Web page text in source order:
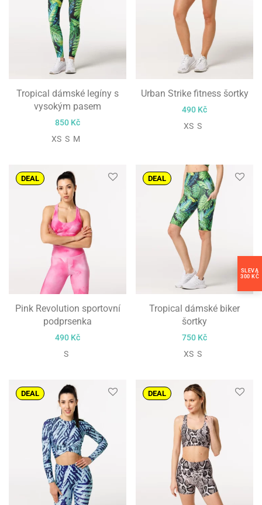
Tropical dámské legíny s
vysokým pasem
850 Kč
XS S M
Urban Strike fitness šortky
490 Kč
XS S
DEAL
Pink Revolution sportovní
podprsenka
490 Kč
S
DEAL
Tropical dámské biker
šortky
750 Kč
XS S
DEAL DEAL
SLEVA
300 KČ